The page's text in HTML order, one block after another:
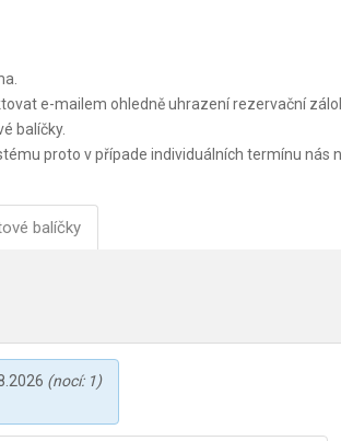
e-mailem ohledně uhrazení rezervační
balíčky.
proto v případe individuálních termínu
balíčky
(nocí: 1)